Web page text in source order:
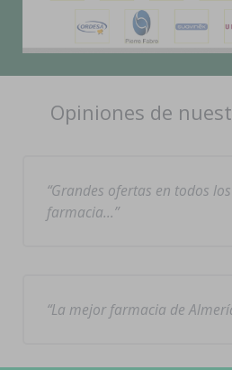
Opiniones de
Grandes ofertas en todos
farmacia…
La mejor farmacia de